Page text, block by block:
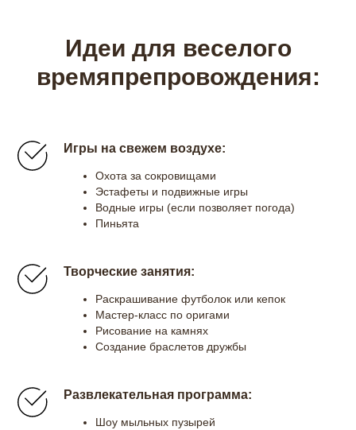
Идеи для веселого
времяпрепровождения:
Игры на свежем воздухе:
Охота за сокровищами
Эстафеты и подвижные игры
Водные игры (если позволяет погода)
Пиньята
Творческие занятия:
Раскрашивание футболок или кепок
Мастер-класс по оригами
Рисование на камнях
Создание браслетов дружбы
Развлекательная программа:
Шоу мыльных пузырей